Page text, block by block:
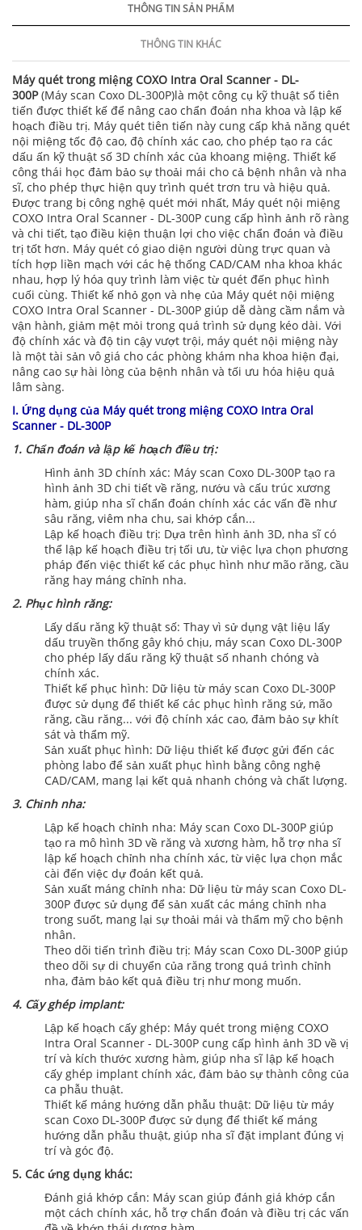
THÔNG TIN SẢN PHẨM
THÔNG TIN KHÁC
Máy quét trong miệng COXO Intra Oral Scanner - DL-
300P(Máy scan Coxo DL-300P)là một công cụ kỹ thuật số tiên
tiến được thiết kế để nâng cao chẩn đoán nha khoa và lập kế
hoạch điều trị. Máy quét tiên tiến này cung cấp khả năng quét
nội miệng tốc độ cao, độ chính xác cao, cho phép tạo ra các
dấu ấn kỹ thuật số 3D chính xác của khoang miệng. Thiết kế
công thái học đảm bảo sự thoải mái cho cả bệnh nhân và nha
sĩ, cho phép thực hiện quy trình quét trơn tru và hiệu quả.
Được trang bị công nghệ quét mới nhất, Máy quét nội miệng
COXO Intra Oral Scanner - DL-300P cung cấp hình ảnh rõ ràng
và chi tiết, tạo điều kiện thuận lợi cho việc chẩn đoán và điều
trị tốt hơn. Máy quét có giao diện người dùng trực quan và
tích hợp liền mạch với các hệ thống CAD/CAM nha khoa khác
nhau, hợp lý hóa quy trình làm việc từ quét đến phục hình
cuối cùng. Thiết kế nhỏ gọn và nhẹ của Máy quét nội miệng
COXO Intra Oral Scanner - DL-300P giúp dễ dàng cầm nắm và
vận hành, giảm mệt mỏi trong quá trình sử dụng kéo dài. Với
độ chính xác và độ tin cậy vượt trội, máy quét nội miệng này
là một tài sản vô giá cho các phòng khám nha khoa hiện đại,
nâng cao sự hài lòng của bệnh nhân và tối ưu hóa hiệu quả
lâm sàng.
I. Ứng dụng của Máy quét trong miệng COXO Intra Oral
Scanner - DL-300P
1. Chẩn đoán và lập kế hoạch điều trị:
Hình ảnh 3D chính xác: Máy scan Coxo DL-300P tạo ra
hình ảnh 3D chi tiết về răng, nướu và cấu trúc xương
hàm, giúp nha sĩ chẩn đoán chính xác các vấn đề như
sâu răng, viêm nha chu, sai khớp cắn...
Lập kế hoạch điều trị: Dựa trên hình ảnh 3D, nha sĩ có
thể lập kế hoạch điều trị tối ưu, từ việc lựa chọn phương
pháp đến việc thiết kế các phục hình như mão răng, cầu
răng hay máng chỉnh nha.
2. Phục hình răng:
Lấy dấu răng kỹ thuật số: Thay vì sử dụng vật liệu lấy
dấu truyền thống gây khó chịu, máy scan Coxo DL-300P
cho phép lấy dấu răng kỹ thuật số nhanh chóng và
chính xác.
Thiết kế phục hình: Dữ liệu từ máy scan Coxo DL-300P
được sử dụng để thiết kế các phục hình răng sứ, mão
răng, cầu răng... với độ chính xác cao, đảm bảo sự khít
sát và thẩm mỹ.
Sản xuất phục hình: Dữ liệu thiết kế được gửi đến các
phòng labo để sản xuất phục hình bằng công nghệ
CAD/CAM, mang lại kết quả nhanh chóng và chất lượng.
3. Chỉnh nha:
Lập kế hoạch chỉnh nha: Máy scan Coxo DL-300P giúp
tạo ra mô hình 3D về răng và xương hàm, hỗ trợ nha sĩ
lập kế hoạch chỉnh nha chính xác, từ việc lựa chọn mắc
cài đến việc dự đoán kết quả.
Sản xuất máng chỉnh nha: Dữ liệu từ máy scan Coxo DL-
300P được sử dụng để sản xuất các máng chỉnh nha
trong suốt, mang lại sự thoải mái và thẩm mỹ cho bệnh
nhân.
Theo dõi tiến trình điều trị: Máy scan Coxo DL-300P giúp
theo dõi sự di chuyển của răng trong quá trình chỉnh
nha, đảm bảo kết quả điều trị như mong muốn.
4. Cấy ghép implant:
Lập kế hoạch cấy ghép: Máy quét trong miệng COXO
Intra Oral Scanner - DL-300P cung cấp hình ảnh 3D về vị
trí và kích thước xương hàm, giúp nha sĩ lập kế hoạch
cấy ghép implant chính xác, đảm bảo sự thành công của
ca phẫu thuật.
Thiết kế máng hướng dẫn phẫu thuật: Dữ liệu từ máy
scan Coxo DL-300P được sử dụng để thiết kế máng
hướng dẫn phẫu thuật, giúp nha sĩ đặt implant đúng vị
trí và góc độ.
5. Các ứng dụng khác:
Đánh giá khớp cắn: Máy scan giúp đánh giá khớp cắn
một cách chính xác, hỗ trợ chẩn đoán và điều trị các vấn